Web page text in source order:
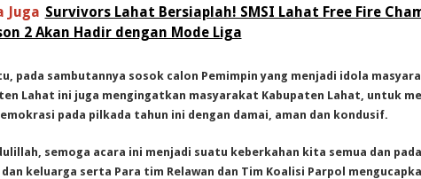
Juga Survivors Lahat Bersiaplah! SMSI Lahat Free Fire
2 Akan Hadir dengan Mode Liga
pada sambutannya sosok calon Pemimpin yang menjadi idola
Lahat ini juga mengingatkan masyarakat Kabupaten Lahat, untuk
pada pilkada tahun ini dengan damai, aman dan kondusif.
semoga acara ini menjadi suatu keberkahan kita semua dan
dan keluarga serta Para tim Relawan dan Tim Koalisi Parpol